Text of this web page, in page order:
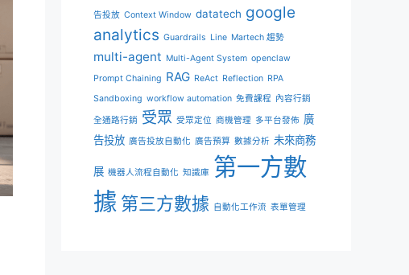
告投放 Context Window datatech google
analytics Guardrails Line Martech 趨勢
multi-agent Multi-Agent System openclaw
Prompt Chaining RAG ReAct Reflection RPA
Sandboxing workflow automation 免費課程 內容行銷
全通路行銷 受眾 受眾定位 商機管理 多平台發佈 廣
告投放 廣告投放自動化 廣告預算 數據分析 未來商務
展 機器人流程自動化 知識庫 第一方數
據 第三方數據 自動化工作流 表單管理